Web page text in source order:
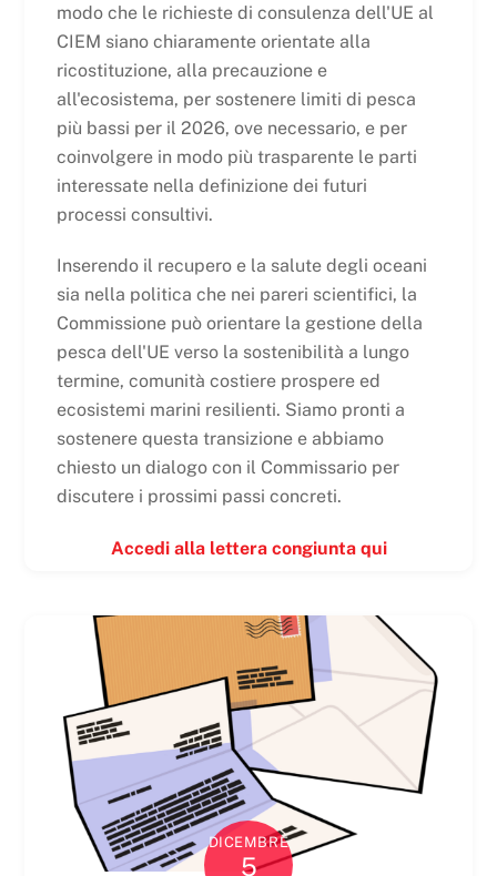
modo che le richieste di consulenza dell'UE al
CIEM siano chiaramente orientate alla
ricostituzione, alla precauzione e
all'ecosistema, per sostenere limiti di pesca
più bassi per il 2026, ove necessario, e per
coinvolgere in modo più trasparente le parti
interessate nella definizione dei futuri
processi consultivi.
Inserendo il recupero e la salute degli oceani
sia nella politica che nei pareri scientifici, la
Commissione può orientare la gestione della
pesca dell'UE verso la sostenibilità a lungo
termine, comunità costiere prospere ed
ecosistemi marini resilienti. Siamo pronti a
sostenere questa transizione e abbiamo
chiesto un dialogo con il Commissario per
discutere i prossimi passi concreti.
Accedi alla lettera congiunta qui
DICEMBRE
5